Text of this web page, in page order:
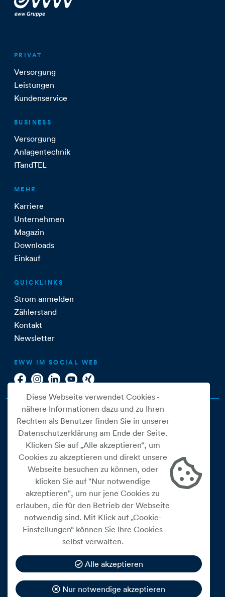
PRIVAT
Versorgung
Leistungen
Kundenservice
BUSINESS
Versorgung
Anlagentechnik
ITandTEL
MEHR
Karriere
Unternehmen
Magazin
Downloads
Einkauf
QUICKLINKS
Strom anmelden
Zählerstand
Kontakt
Newsletter
EWW IM SOCIAL WEB
Cookie Einstellungen
Datenschutz
Impressum
Widerrufsbelehrung
Medienfreiheitsgesetz
Barrierefreiheitserklärung
Hinweisgeberschutz
Diese Webseite verwendet Cookies -
nähere Informationen dazu und zu Ihren
Rechten als Benutzer finden Sie in unserer
Datenschutzerklärung am Ende der Seite.
Klicken Sie auf „Alle akzeptieren“, um
Cookies zu akzeptieren und direkt unsere
Webseite besuchen zu können, oder
klicken Sie auf "Nur notwendige
akzeptieren", um nur jene Cookies zu
erlauben, die für den Betrieb der Webseite
notwendig sind. Mit Klick auf „Cookie-
Einstellungen“ können Sie Ihre Cookies
selbst verwalten.
Alle akzeptieren
Nur notwendige akzeptieren